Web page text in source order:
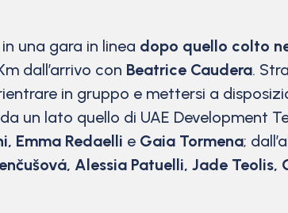
una gara in linea dopo quello colto
dall’arrivo con Beatrice Caudera.
in gruppo e mettersi a
un lato quello di UAE Development
Emma Redaelli e Gaia Tormena;
Alessia Patuelli, Jade